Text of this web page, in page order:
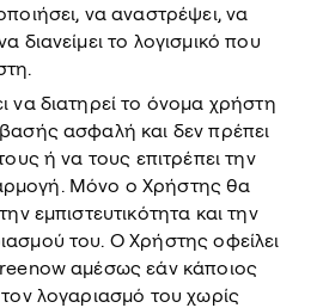
να αναστρέψει, να
διανείμει το λογισμικό που
να διατηρεί το όνομα χρήστη
ασφαλή και δεν πρέπει
ή να τους επιτρέπει την
Μόνο ο Χρήστης θα
εμπιστευτικότητα και την
του. Ο Χρήστης οφείλει
αμέσως εάν κάποιος
τον λογαριασμό του χωρίς